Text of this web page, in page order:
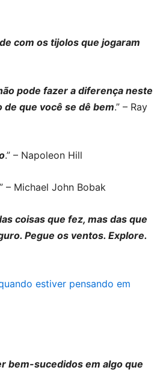
com os tijolos que jogaram
pode fazer a diferença neste
que você se dê bem.” – Ray
.” – Napoleon Hill
– Michael John Bobak
coisas que fez, mas das que
Pegue os ventos. Explore.
bem-sucedidos em algo que